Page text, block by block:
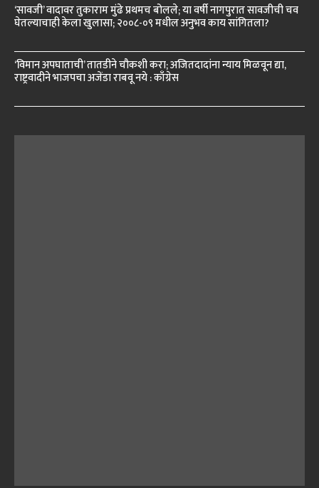
‘सावजी’ वादावर तुकाराम मुंढे प्रथमच बोलले; या वर्षी नागपुरात सावजीची चव
घेतल्याचाही केला खुलासा; २००८-०९ मधील अनुभव काय सांगितला?
‘विमान अपघाताची’ तातडीने चौकशी करा; अजितदादांना न्याय मिळवून द्या,
राष्ट्रवादीने भाजपचा अजेंडा राबवू नये : काँग्रेस